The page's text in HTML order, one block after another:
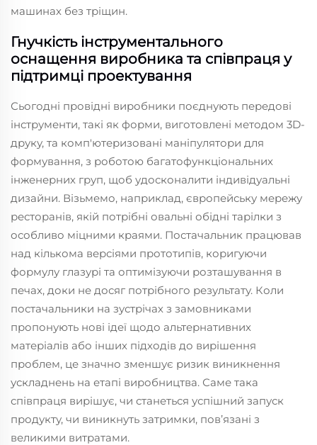
машинах без тріщин.
Гнучкість інструментального
оснащення виробника та співпраця у
підтримці проектування
Сьогодні провідні виробники поєднують передові
інструменти, такі як форми, виготовлені методом 3D-
друку, та комп'ютеризовані маніпулятори для
формування, з роботою багатофункціональних
інженерних груп, щоб удосконалити індивідуальні
дизайни. Візьмемо, наприклад, європейську мережу
ресторанів, якій потрібні овальні обідні тарілки з
особливо міцними краями. Постачальник працював
над кількома версіями прототипів, коригуючи
формулу глазурі та оптимізуючи розташування в
печах, доки не досяг потрібного результату. Коли
постачальники на зустрічах з замовниками
пропонують нові ідеї щодо альтернативних
матеріалів або інших підходів до вирішення
проблем, це значно зменшує ризик виникнення
ускладнень на етапі виробництва. Саме така
співпраця вирішує, чи станеться успішний запуск
продукту, чи виникнуть затримки, пов’язані з
великими витратами.